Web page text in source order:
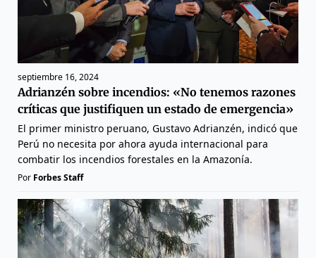
septiembre 16, 2024
Adrianzén sobre incendios: «No tenemos razones
críticas que justifiquen un estado de emergencia»
El primer ministro peruano, Gustavo Adrianzén, indicó que
Perú no necesita por ahora ayuda internacional para
combatir los incendios forestales en la Amazonía.
Por Forbes Staff